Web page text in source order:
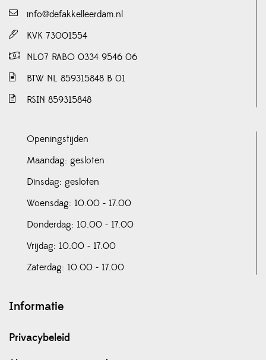
info@defakkelleerdam.nl
KVK 73001554
NL07 RABO 0334 9546 06
BTW NL 859315848 B 01
RSIN 859315848
Openingstijden
Maandag: gesloten
Dinsdag: gesloten
Woensdag: 10.00 - 17.00
Donderdag: 10.00 - 17.00
Vrijdag: 10.00 - 17.00
Zaterdag: 10.00 - 17.00
Informatie
Privacybeleid